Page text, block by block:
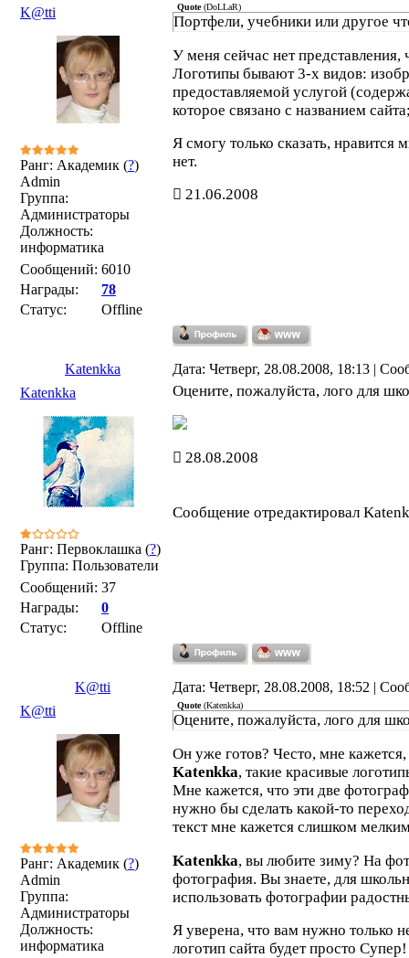
K@tti
Ранг: Академик (?)
Admin
Группа:
Администраторы
Должность:
информатика
Сообщений: 6010
Награды:
78
Статус:
Offline
Quote(DoLLaR)
Портфели, учебники или другое
У меня сейчас нет
Логотипы бывают 3-х видов:
предоставляемой услугой
которое связано с названием
Я смогу только сказать, нравится
нет.
21.06.2008
Katenkka
Дата: Четверг, 28.08.2008, 18:13 |
Katenkka
Ранг: Первоклашка (?)
Группа: Пользователи
Сообщений: 37
Награды:
0
Статус:
Offline
Оцените, пожалуйста, лого для
28.08.2008
Сообщение отредактировал
K@tti
Дата: Четверг, 28.08.2008, 18:52 |
K@tti
Ранг: Академик (?)
Admin
Группа:
Администраторы
Должность:
информатика
Quote(Katenkka)
Оцените, пожалуйста, лого для
Он уже готов? Често, мне кажется,
Katenkka, такие красивые
Мне кажется, что эти две
нужно бы сделать какой-то
текст мне кажется слишком
Katenkka, вы любите зиму? На
фотография. Вы знаете, для
использовать фотографии
Я уверена, что вам нужно только
логотип сайта будет просто